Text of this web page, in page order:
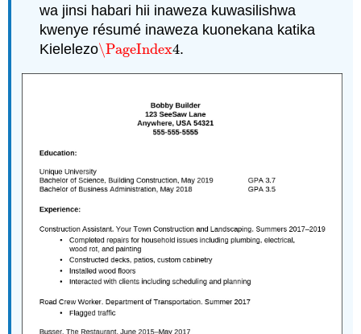
wa jinsi habari hii inaweza kuwasilishwa
kwenye résumé inaweza kuonekana katika
Kielelezo\PageIndex4
\PageIndex4.